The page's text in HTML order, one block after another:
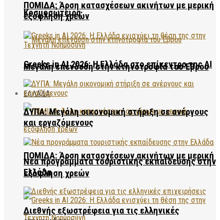
Κοσμοσώτειρα
Μεγάλη επένδυση στην κτηνοτροφία του Έβρου
ΕΛΛΑΔΑ
ΠΟΜΙΔΑ: Άρση κατασχέσεων ακινήτων με μερική
εξόφληση χρεών
ΠΟΜΙΔΑ: Άρση κατασχέσεων ακινήτων με μερική
εξόφληση χρεών
Greeks in AI 2026: Η Ελλάδα στο επίκεντρο της AI
ΔΥΠΑ: Μεγάλη οικονομική στήριξη σε ανέργους
και εργαζόμενους
Νέα προγράμματα τουριστικής εκπαίδευσης στην
Ελλάδα
Διεθνής εξωστρέφεια για τις ελληνικές